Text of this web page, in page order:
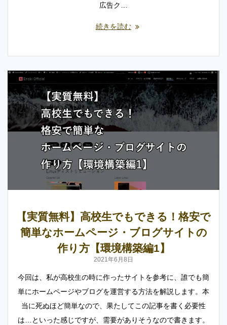
広告ク…
続きを読む
【実質無料】高校生でもできる！格安で
簡単なホームページ・ブログサイトの
作り方【環境構築編1】
2021年6月8日
今回は、私が高校生の時に作ったサイトを参考に、誰でも簡
単にホームページやブログを運営する方法を解説します。本
当に死ぬほど簡単なので、果たしてこの記事を書く必要性
は…といった感じですが、需要がありそうなので書きます。